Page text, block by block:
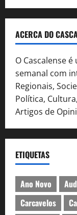
ACERCA DO
O Cascalense
semanal com
Regionais,
Política,
Artigos de
ETIQUETAS
Ano Novo
Carcavelos